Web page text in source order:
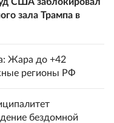
зала Трампа в
Жара до +42
регионы РФ
бездомной